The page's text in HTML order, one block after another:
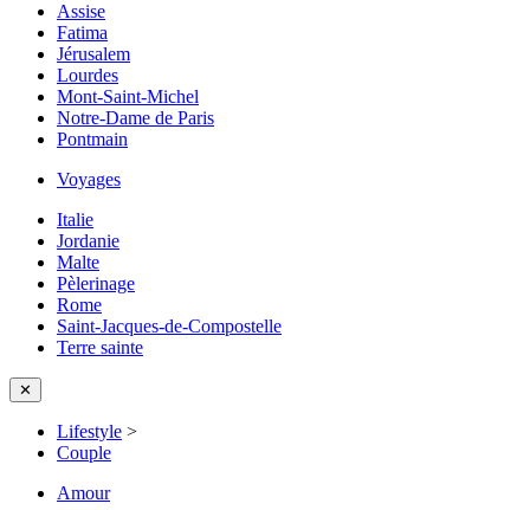
Assise
Fatima
Jérusalem
Lourdes
Mont-Saint-Michel
Notre-Dame de Paris
Pontmain
Voyages
Italie
Jordanie
Malte
Pèlerinage
Rome
Saint-Jacques-de-Compostelle
Terre sainte
✕
Lifestyle >
Couple
Amour